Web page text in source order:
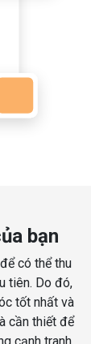
bạn
có thể thu
tiên. Do đó,
tốt nhất và
cần thiết để